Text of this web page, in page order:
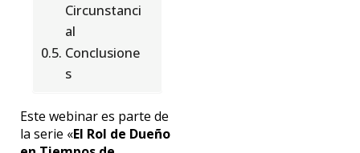
Circunstanci
al
Conclusione
s
Este webinar es parte de
la serie «El Rol de Dueño